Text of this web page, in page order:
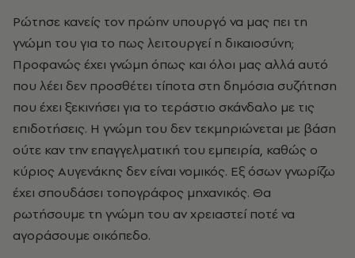
Ρώτησε κανείς τον πρώην υπουργό να μας πει τη
γνώμη του για το πως λειτουργεί η δικαιοσύνη;
Προφανώς έχει γνώμη όπως και όλοι μας αλλά αυτό
που λέει δεν προσθέτει τίποτα στη δημόσια συζήτηση
που έχει ξεκινήσει για το τεράστιο σκάνδαλο με τις
επιδοτήσεις. Η γνώμη του δεν τεκμηριώνεται με βάση
ούτε καν την επαγγελματική του εμπειρία, καθώς ο
κύριος Αυγενάκης δεν είναι νομικός. Εξ όσων γνωρίζω
έχει σπουδάσει τοπογράφος μηχανικός. Θα
ρωτήσουμε τη γνώμη του αν χρειαστεί ποτέ να
αγοράσουμε οικόπεδο.